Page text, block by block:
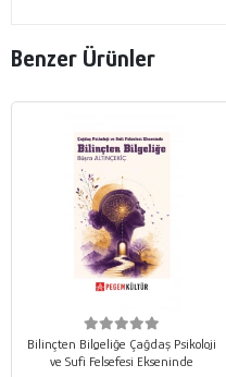
Benzer Ürünler
Bilinçten Bilgeliğe Çağdaş Psikoloji
ve Sufi Felsefesi Ekseninde